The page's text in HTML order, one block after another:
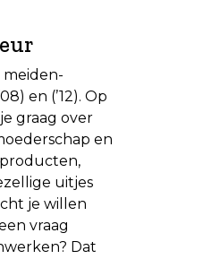
en (’12). Op
graag over
en
uitjes
je willen
vraag
Dat